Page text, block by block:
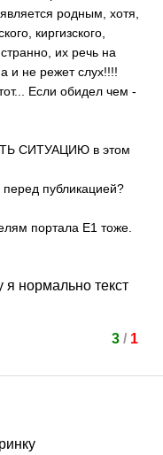
родным, хотя,
киргизского,
их речь на
и не режет слух!!!!
Если обидел чем -
СИТУАЦИЮ в этом
публикацией?
портала Е1 тоже.
я нормально текст
3/ 1